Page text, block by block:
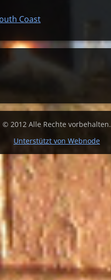
Coast
© 2012 Alle Rechte vorbehalten.
Unterstützt von Webnode